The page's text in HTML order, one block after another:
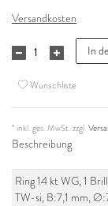
Versandkosten
In
Wunschliste
* inkl. ges. MwSt. zzgl.
Beschreibung
Ring 14 kt WG, 1
TW-si, B:7,1 mm,